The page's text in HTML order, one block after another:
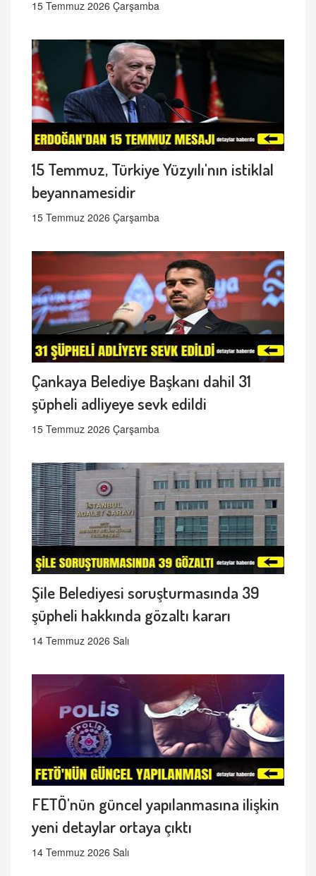
15 Temmuz 2026 Çarşamba
15 Temmuz, Türkiye Yüzyılı'nın istiklal
beyannamesidir
15 Temmuz 2026 Çarşamba
Çankaya Belediye Başkanı dahil 31
şüpheli adliyeye sevk edildi
15 Temmuz 2026 Çarşamba
Şile Belediyesi soruşturmasında 39
şüpheli hakkında gözaltı kararı
14 Temmuz 2026 Salı
FETÖ'nün güncel yapılanmasına ilişkin
yeni detaylar ortaya çıktı
14 Temmuz 2026 Salı